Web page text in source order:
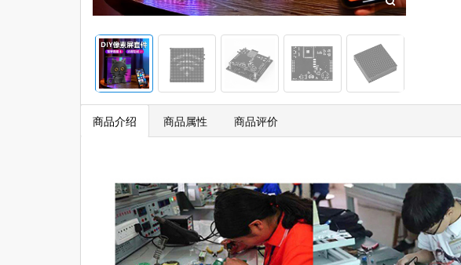
商品介绍 商品属性 商品评价